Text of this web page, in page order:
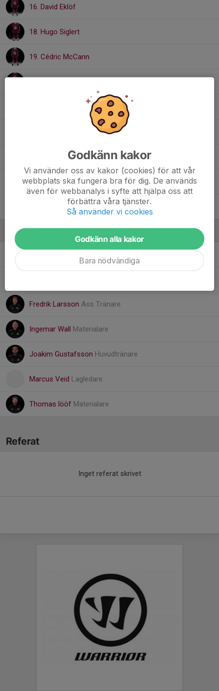
16. David Eklöf
18. Hugo Siglert
19. Cédric McCann
24. Theo Hansson
28. Viktor Stäke
31. Melker Lindeborg
35. Ludvig Sangré Brattberg
Ledare
Fredrik Larsson Ass Tränare
Ingemar Wall Materialare
Joakim Gustafsson Huvudtränare
Marcus Veid Lagledare
Thomas lööf Materialare
Referat
Inget referat skrivet
Godkänn kakor
Vi använder oss av kakor (cookies) för att vår
webbplats ska fungera bra för dig. De används
även för webbanalys i syfte att hjälpa oss att
förbättra våra tjänster.
Så använder vi cookies
Godkänn alla kakor
Bara nödvändiga